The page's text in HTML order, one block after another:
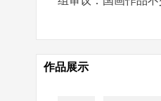
作品展示